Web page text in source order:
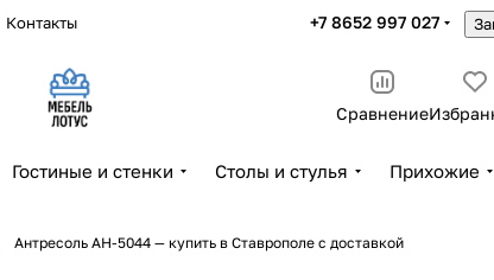
Контакты +7 8652 997 027
Сравнение
Гостиные и стенки Столы и стулья Прихожие
Антресоль АН-5044 — купить в Ставрополе с доставкой